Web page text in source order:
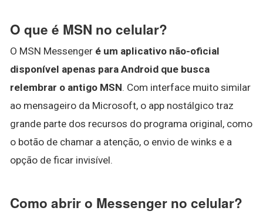
O que é MSN no celular?
O MSN Messenger é um aplicativo não-oficial
disponível apenas para Android que busca
relembrar o antigo MSN. Com interface muito similar
ao mensageiro da Microsoft, o app nostálgico traz
grande parte dos recursos do programa original, como
o botão de chamar a atenção, o envio de winks e a
opção de ficar invisível.
Como abrir o Messenger no celular?